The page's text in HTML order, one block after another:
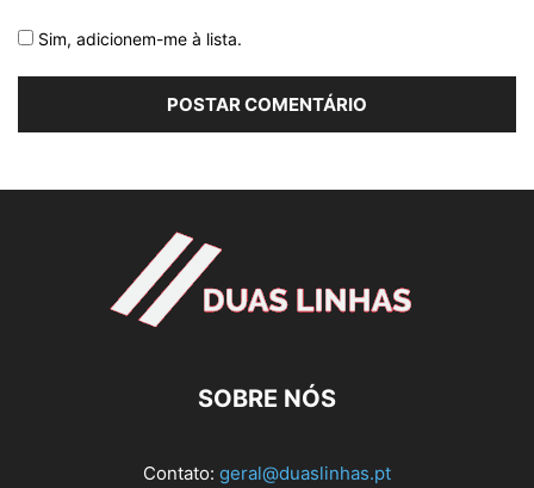
Sim, adicionem-me à lista.
SOBRE NÓS
Contato: geral@duaslinhas.pt